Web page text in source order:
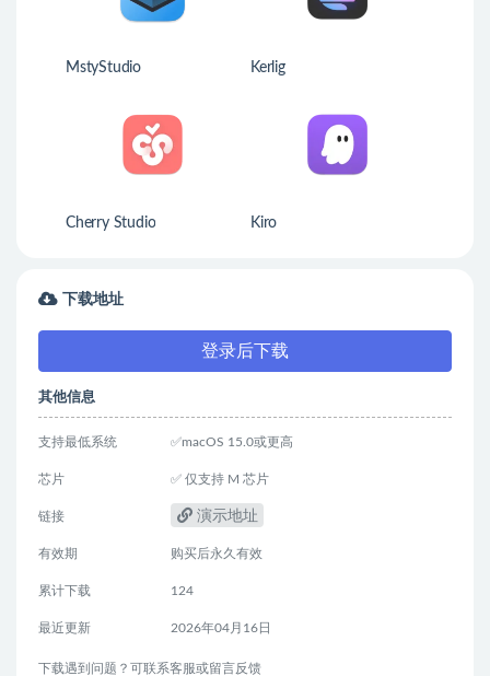
MstyStudio Kerlig
Cherry Studio Kiro
下载地址
登录后下载
其他信息
支持最低系统 ✅macOS 15.0或更高
芯片 ✅ 仅支持 M 芯片
链接 演示地址
有效期 购买后永久有效
累计下载 124
最近更新 2026年04月16日
下载遇到问题？可联系客服或留言反馈